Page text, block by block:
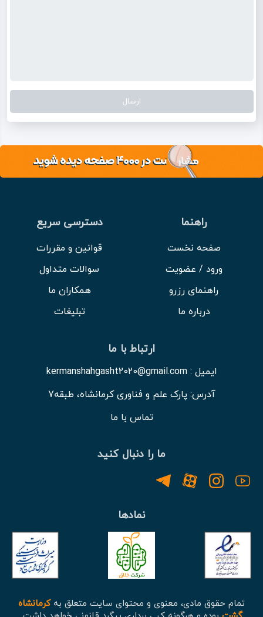
راهنما
صفحه نخست
ورود / عضویت
راهنمای رزرو
درباره ما
دسترسی سریع
قوانین و مقررات
سوالات متداول
همکاران ما
تبلیغات
ارتباط با ما
ایمیل : kermanshahgasht2020@gmail.com
آدرس: پارک علم و فناوری کرمانشاه، طبقه7
تماس با ما
ما را دنبال کنید
نمادها
تمام حقوق مادی، معنوی و محتوای سایت متعلق بهکرمانشاه